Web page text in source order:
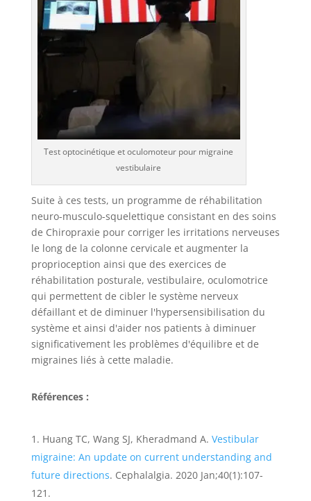
Test optocinétique et oculomoteur pour migraine
vestibulaire
Suite à ces tests, un programme de réhabilitation
neuro-musculo-squelettique consistant en des soins
de Chiropraxie pour corriger les irritations nerveuses
le long de la colonne cervicale et augmenter la
proprioception ainsi que des exercices de
réhabilitation posturale, vestibulaire, oculomotrice
qui permettent de cibler le système nerveux
défaillant et de diminuer l'hypersensibilisation du
système et ainsi d'aider nos patients à diminuer
significativement les problèmes d'équilibre et de
migraines liés à cette maladie.
Références :
Huang TC, Wang SJ, Kheradmand A. Vestibular
migraine: An update on current understanding and
future directions. Cephalalgia. 2020 Jan;40(1):107-
121.